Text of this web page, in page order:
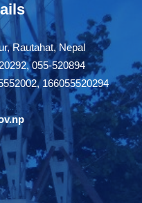
Rautahat, Nepal
055-520894
166055520294